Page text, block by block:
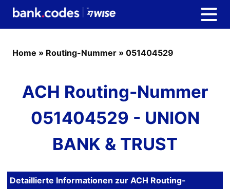
Home » Routing-Nummer » 051404529
ACH Routing-Nummer
051404529 - UNION
BANK & TRUST
Detaillierte Informationen zur ACH Routing-